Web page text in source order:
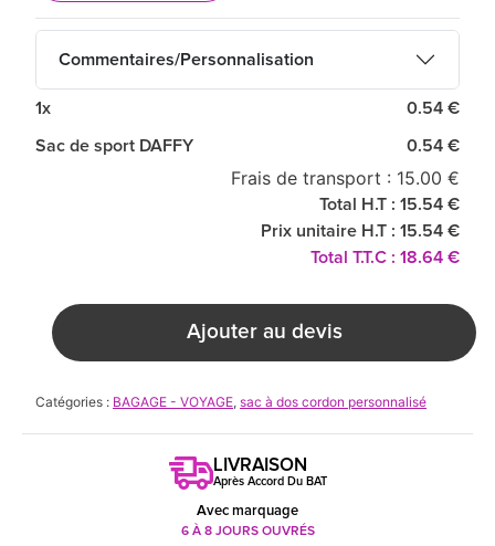
Commentaires/Personnalisation
1x 0.54 €
Sac de sport DAFFY 0.54 €
Frais de transport : 15.00 €
Total H.T : 15.54 €
Prix unitaire H.T : 15.54 €
Total T.T.C : 18.64 €
Ajouter au devis
Catégories : BAGAGE - VOYAGE, sac à dos cordon personnalisé
LIVRAISON
Après Accord Du BAT
Avec marquage
6 À 8 JOURS OUVRÉS